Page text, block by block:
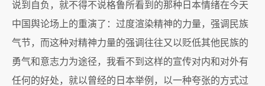
说到自负，就不得不说格鲁所看到的那种日本情绪在今天
中国舆论场上的重演了：过度渲染精神的力量，强调民族
气节，而这种对精神力量的强调往往又以贬低其他民族的
勇气和意志力为途径，我看不到这样的宣传对内和对外有
任何的好处，就以曾经的日本举例，以一种夸张的方式过